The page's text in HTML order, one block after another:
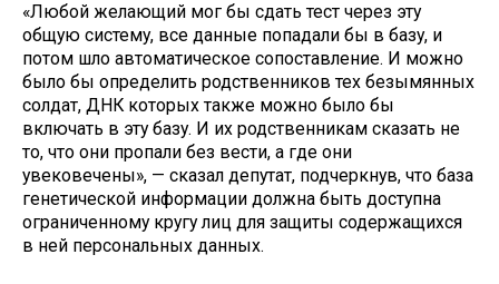
«Любой желающий мог бы сдать тест через эту
общую систему, все данные попадали бы в базу, и
потом шло автоматическое сопоставление. И можно
было бы определить родственников тех безымянных
солдат, ДНК которых также можно было бы
включать в эту базу. И их родственникам сказать не
то, что они пропали без вести, а где они
увековечены», — сказал депутат, подчеркнув, что база
генетической информации должна быть доступна
ограниченному кругу лиц для защиты содержащихся
в ней персональных данных.